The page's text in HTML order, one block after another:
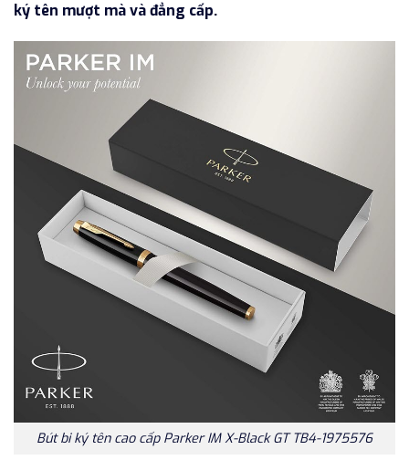
ký tên mượt mà và đẳng cấp.
Bút bi ký tên cao cấp Parker IM X-Black GT TB4-1975576